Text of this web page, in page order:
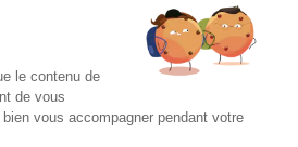
le contenu de
de vous
vous accompagner pendant votre
partenaire